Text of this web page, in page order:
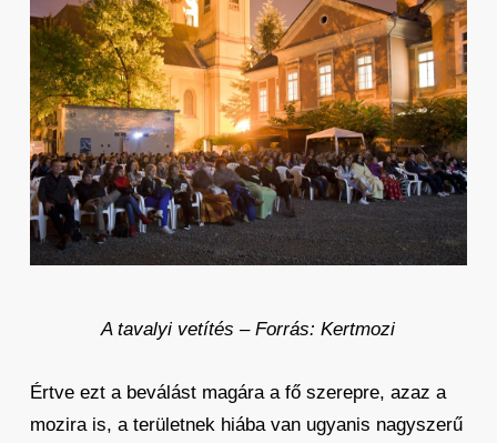
A tavalyi vetítés – Forrás: Kertmozi
Értve ezt a beválást magára a fő szerepre, azaz a
mozira is, a területnek hiába van ugyanis nagyszerű